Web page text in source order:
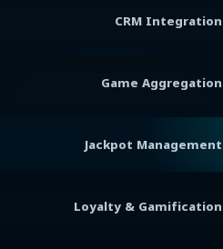
CRM Integration
Game Aggregation
Jackpot Management
Loyalty & Gamification